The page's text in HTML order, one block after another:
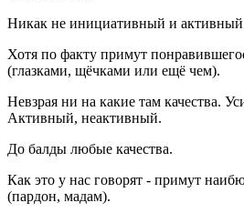
Никак не инициативный и
Хотя по факту примут
(глазками, щёчками или ещё чем).
Невзрая ни на какие там качества.
Активный, неактивный.
До балды любые качества.
Как это у нас говорят - примут
(пардон, мадам).